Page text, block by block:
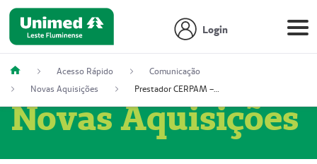
Login
Acesso Rápido
Comunicação
Novas Aquisições
Prestador CERPAM – Centro de Reabilitação S/S Ltda-ME (52004274-8)
Novas Aquisições